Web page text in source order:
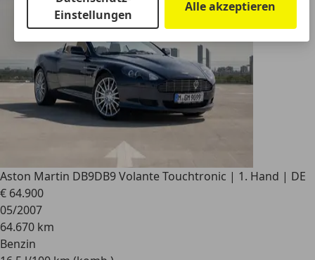
Einstellungen
Alle akzeptieren
Aston Martin DB9DB9 Volante Touchtronic | 1. Hand | DE
€ 64.900
05/2007
64.670 km
Benzin